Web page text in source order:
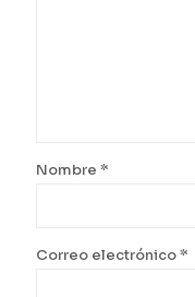
Nombre *
Correo electrónico*